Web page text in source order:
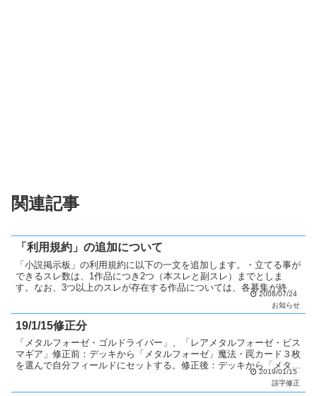
関連記事
「利用規約」の追加について
「小説掲示板」の利用規約に以下の一文を追加します。・立てる事が
できるスレ数は、1作品につき2つ（本スレと副スレ）までとしま
す。なお、3つ以上のスレが存在する作品については、各募集が終わ
り次第スレを削除するようにし、2つまでにして下さい。他に...2008/07/24
お知らせ
19/1/15修正分
「メタルフォーゼ・ゴルドライバー」、「レアメタルフォーゼ・ビス
マギア」修正前：デッキから「メタルフォーゼ」魔法・罠カード３枚
を選んで自分フィールドにセットする。修正後：デッキから「メタル
フォーゼ」魔法・罠カード１枚を選んで自分フィールドにセ...2019/01/15
誤字修正